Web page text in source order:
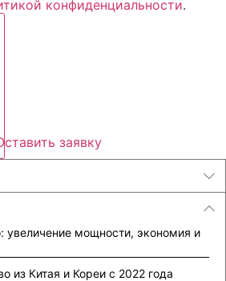
конфиденциальности.
заявку
увеличение мощности, экономия и
из Китая и Кореи с 2022 года